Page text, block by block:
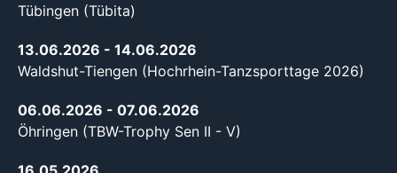
Tübingen (Tübita)
13.06.2026 - 14.06.2026
Waldshut-Tiengen (Hochrhein-Tanzsporttage 2026)
06.06.2026 - 07.06.2026
Öhringen (TBW-Trophy Sen II - V)